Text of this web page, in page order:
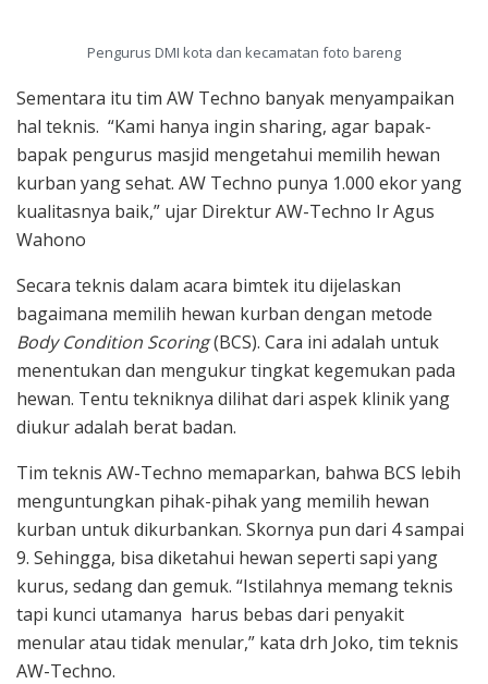
Pengurus DMI kota dan kecamatan foto bareng
Sementara itu tim AW Techno banyak menyampaikan
hal teknis. “Kami hanya ingin sharing, agar bapak-
bapak pengurus masjid mengetahui memilih hewan
kurban yang sehat. AW Techno punya 1.000 ekor yang
kualitasnya baik,” ujar Direktur AW-Techno Ir Agus
Wahono
Secara teknis dalam acara bimtek itu dijelaskan
bagaimana memilih hewan kurban dengan metode
Body Condition Scoring(BCS). Cara ini adalah untuk
menentukan dan mengukur tingkat kegemukan pada
hewan. Tentu tekniknya dilihat dari aspek klinik yang
diukur adalah berat badan.
Tim teknis AW-Techno memaparkan, bahwa BCS lebih
menguntungkan pihak-pihak yang memilih hewan
kurban untuk dikurbankan. Skornya pun dari 4 sampai
9. Sehingga, bisa diketahui hewan seperti sapi yang
kurus, sedang dan gemuk. “Istilahnya memang teknis
tapi kunci utamanya harus bebas dari penyakit
menular atau tidak menular,” kata drh Joko, tim teknis
AW-Techno.